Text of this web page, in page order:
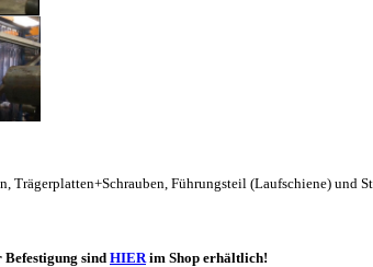
Trägerplatten+Schrauben, Führungsteil (Laufschiene) und
Befestigung sind HIER im Shop erhältlich!